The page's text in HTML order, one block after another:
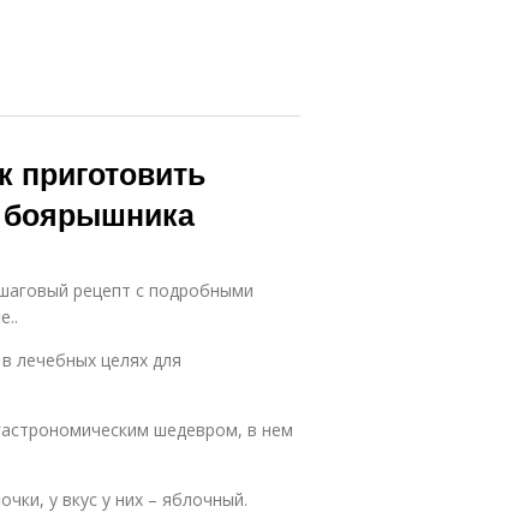
боярышника
рецепт с подробными
лечебных целях для
шедевром, в нем
у вкус у них – яблочный.